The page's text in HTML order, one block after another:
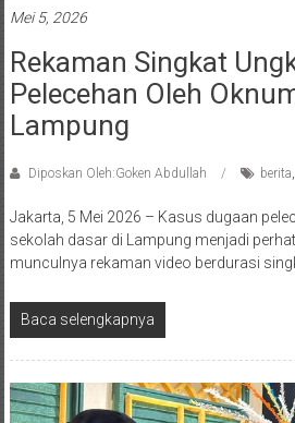
Mei 5, 2026
Rekaman Singkat
Pelecehan Oleh
Lampung
Diposkan Oleh:Goken Abdullah berita
Jakarta, 5 Mei 2026 – Kasus dugaan
sekolah dasar di Lampung menjadi
munculnya rekaman video berdurasi
Baca selengkapnya